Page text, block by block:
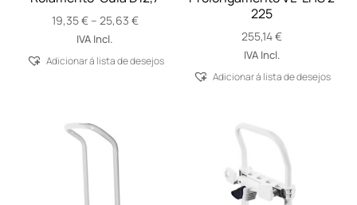
19,35€ – 25,63 €Price
through
IVA Incl.
Adicionar á lista de desejos
225
255,14€
IVA Incl.
Adicionar á lista de desejos